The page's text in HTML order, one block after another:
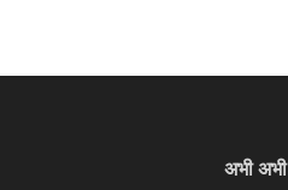
अभी अभी